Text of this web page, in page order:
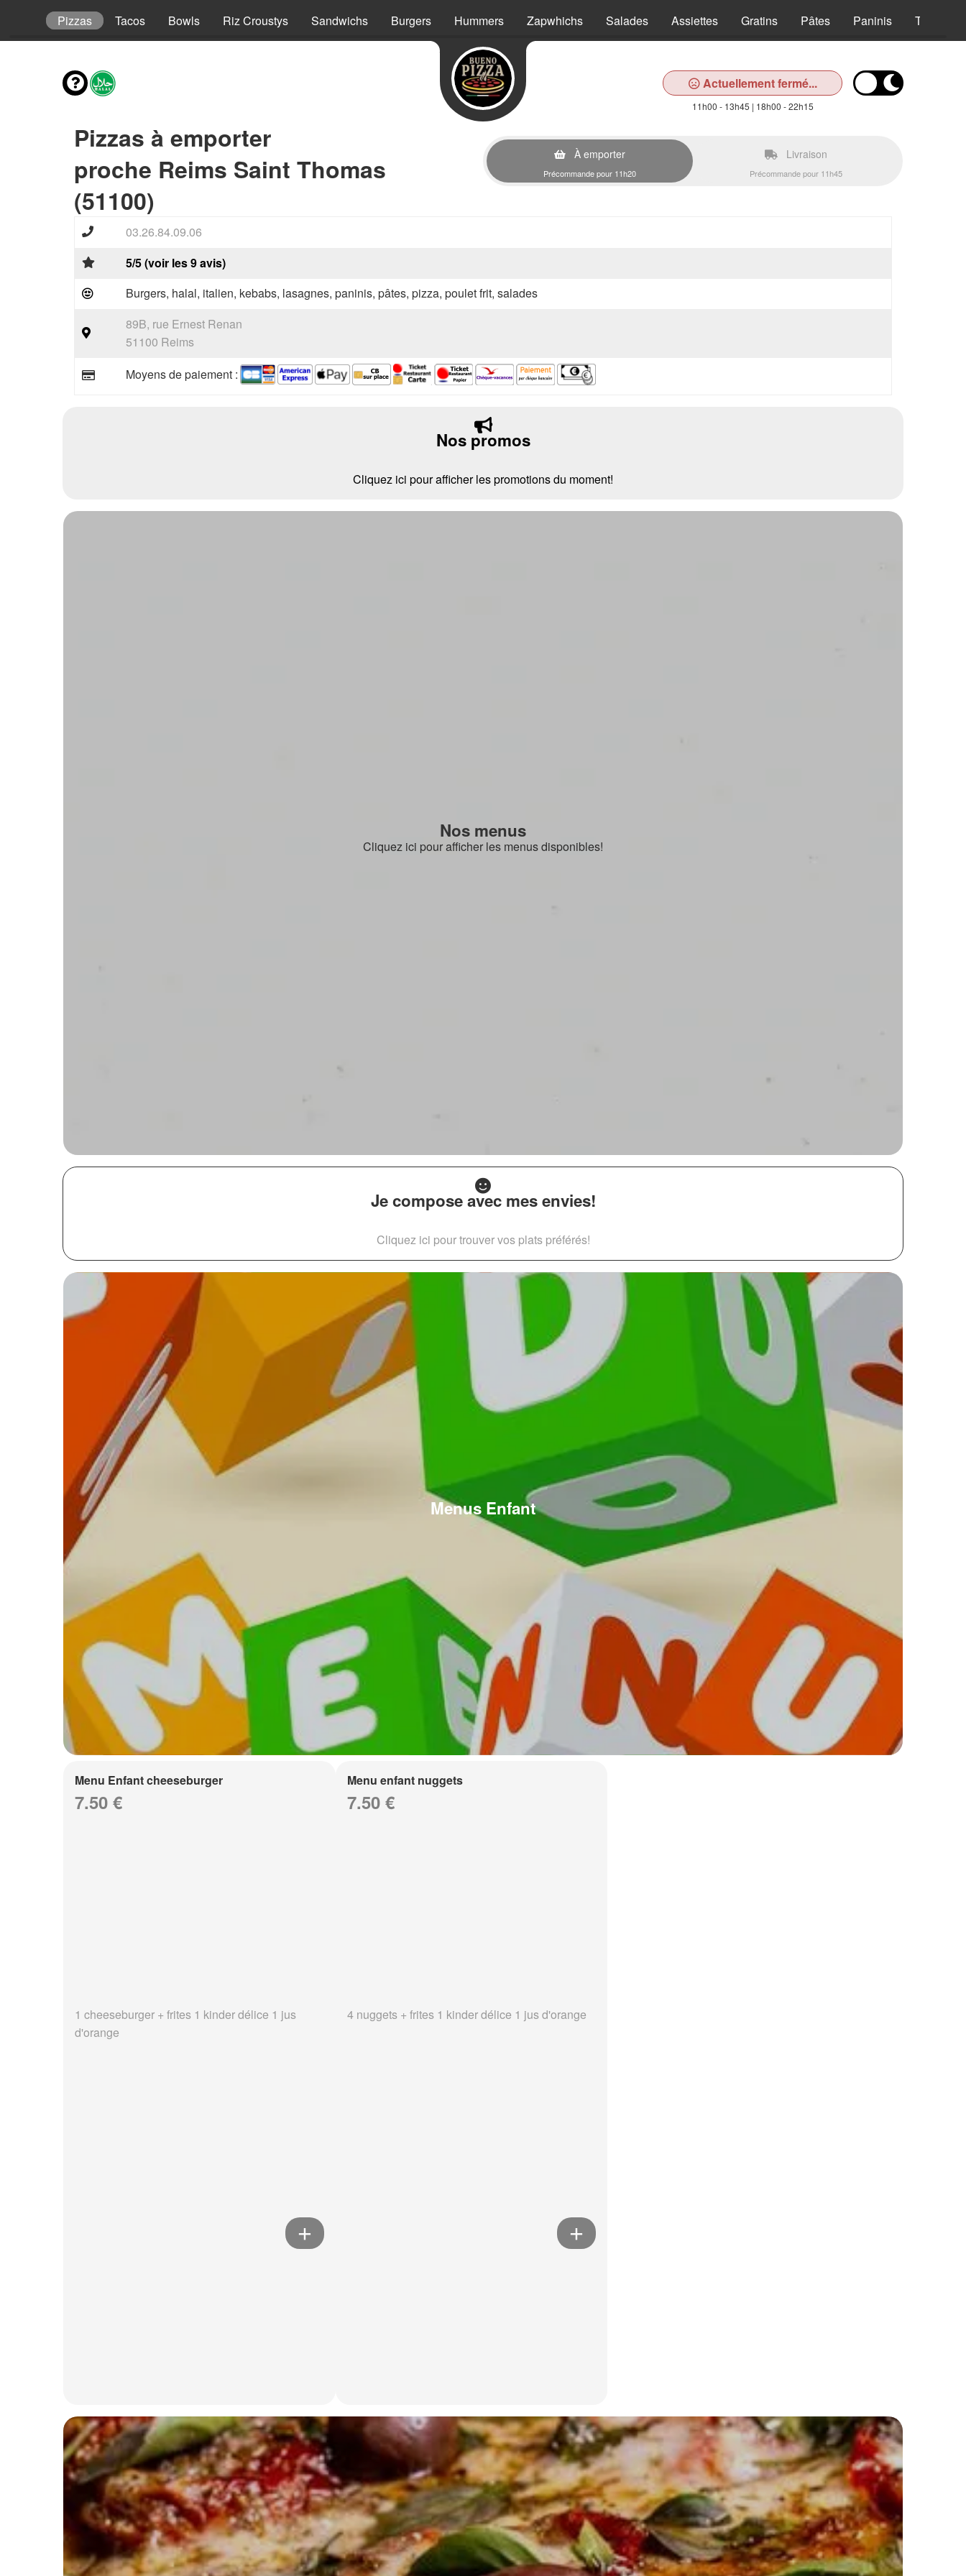
Pizzas Tacos Bowls Riz Croustys Sandwichs Burgers Hummers Zapwhichs Salades Assiettes Gratins Pâtes Paninis Tex Mex
Actuellement fermé...
11h00 - 13h45 | 18h00 - 22h15
Pizzas à emporter
proche Reims Saint Thomas
(51100)
À emporter
Précommande pour 11h20
Livraison
Précommande pour 11h45
03.26.84.09.06
5/5 (voir les 9 avis)
Burgers, halal, italien, kebabs, lasagnes, paninis, pâtes, pizza, poulet frit, salades
89B, rue Ernest Renan
51100 Reims
Moyens de paiement :
Nos promos
Cliquez ici pour afficher les promotions du moment!
Nos menus
Cliquez ici pour afficher les menus disponibles!
Je compose avec mes envies!
Cliquez ici pour trouver vos plats préférés!
Menus Enfant
Menu Enfant cheeseburger
7.50 €
1 cheeseburger + frites 1 kinder délice 1 jus
d'orange
Menu enfant nuggets
7.50 €
4 nuggets + frites 1 kinder délice 1 jus d'orange